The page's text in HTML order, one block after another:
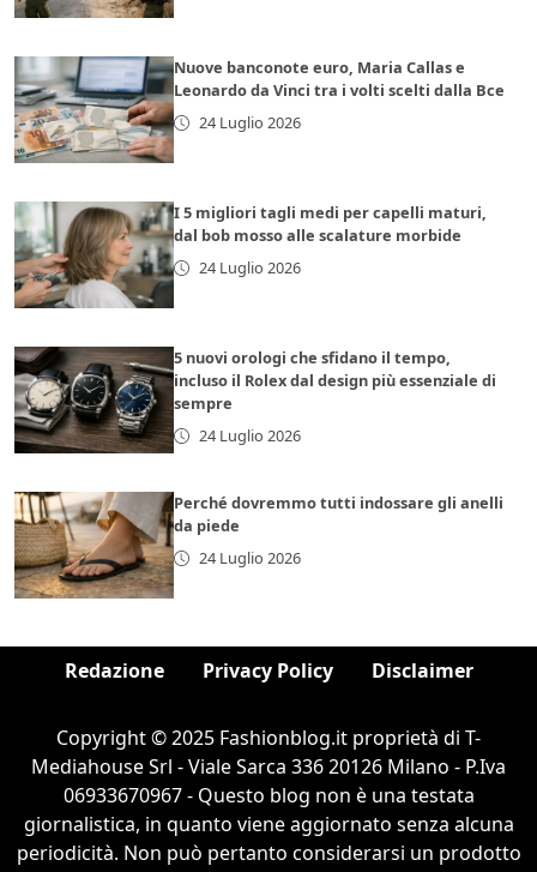
Nuove banconote euro, Maria Callas e
Leonardo da Vinci tra i volti scelti dalla Bce
24 Luglio 2026
I 5 migliori tagli medi per capelli maturi,
dal bob mosso alle scalature morbide
24 Luglio 2026
5 nuovi orologi che sfidano il tempo,
incluso il Rolex dal design più essenziale di
sempre
24 Luglio 2026
Perché dovremmo tutti indossare gli anelli
da piede
24 Luglio 2026
Redazione Privacy Policy Disclaimer
Copyright © 2025 Fashionblog.it proprietà di T-
Mediahouse Srl - Viale Sarca 336 20126 Milano - P.Iva
06933670967 - Questo blog non è una testata
giornalistica, in quanto viene aggiornato senza alcuna
periodicità. Non può pertanto considerarsi un prodotto